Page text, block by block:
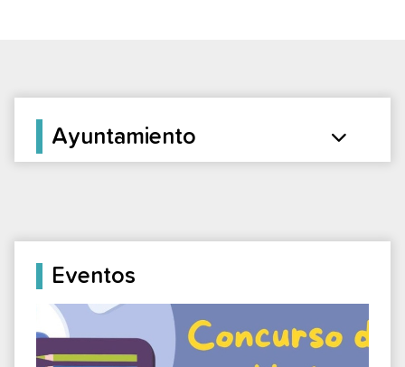
Ayuntamiento
Eventos